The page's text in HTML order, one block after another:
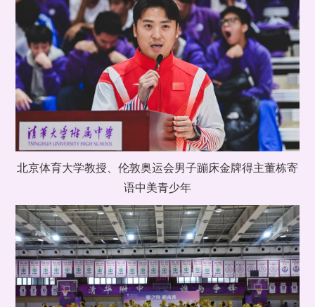
北京体育大学教授、伦敦奥运会男子蹦床金牌得主董栋寄
语中美青少年